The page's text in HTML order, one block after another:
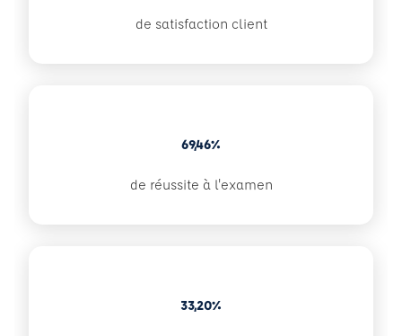
de satisfaction client
69,46%
de réussite à l'examen
33,20%